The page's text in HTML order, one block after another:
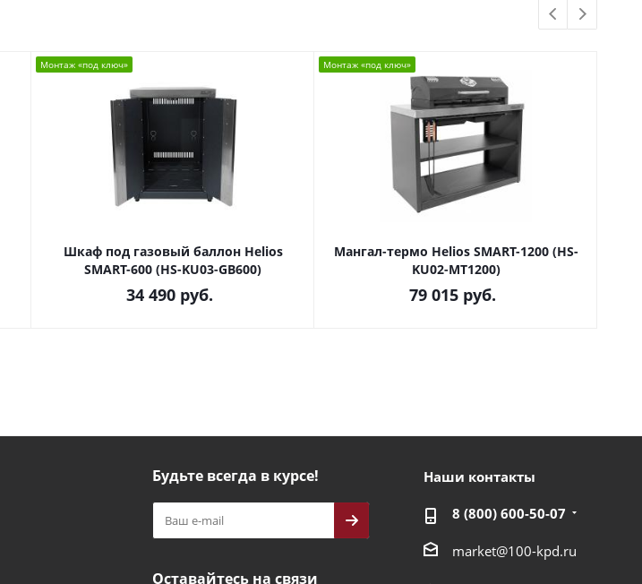
Монтаж «под ключ»
Шкаф под газовый баллон Helios
SMART-600 (HS-KU03-GB600)
34 490 руб.
Монтаж «под ключ»
Мангал-термо Helios SMART-1200 (HS-
KU02-MT1200)
79 015 руб.
Будьте всегда в курсе!
Оставайтесь на связи
Наши контакты
8 (800) 600-50-07
market@100-kpd.ru